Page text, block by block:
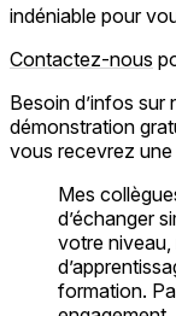
indéniable pour
Contactez-nous
Besoin d’infos
démonstration
vous recevrez
Mes
d’échanger
votre
formation.